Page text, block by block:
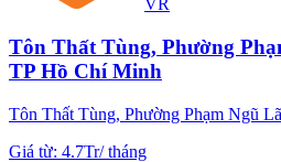
VR
Tôn Thất Tùng, Phường
TP Hồ Chí Minh
Tôn Thất Tùng, Phường Phạm Ngũ
Giá từ: 4.7Tr/tháng